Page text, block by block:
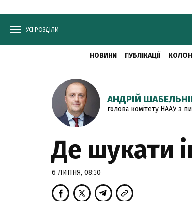
УСІ РОЗДІЛИ
НОВИНИ ПУБЛІКАЦІЇ
АНДРІЙ
голова комітету НААУ з
Де шукати
6 ЛИПНЯ, 08:30